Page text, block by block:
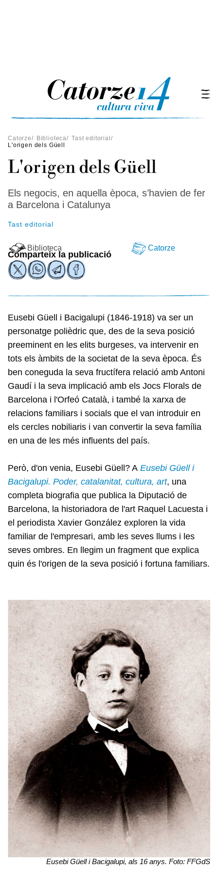
Catorze/ Biblioteca/ Tast editorial /
L'origen dels Güell
L'origen dels Güell
Els negocis, en aquella època, s’havien de fer
a Barcelona i Catalunya
Tast editorial
Biblioteca Catorze
Comparteix la publicació
Eusebi Güell i Bacigalupi (1846-1918) va ser un
personatge polièdric que, des de la seva posició
preeminent en les elits burgeses, va intervenir en
tots els àmbits de la societat de la seva època. És
ben coneguda la seva fructífera relació amb Antoni
Gaudí i la seva implicació amb els Jocs Florals de
Barcelona i l'Orfeó Català, i també la xarxa de
relacions familiars i socials que el van introduir en
els cercles nobiliaris i van convertir la seva família
en una de les més influents del país.
Però, d'on venia, Eusebi Güell? A Eusebi Güell i
Bacigalupi. Poder, catalanitat, cultura, art, una
completa biografia que publica la Diputació de
Barcelona, la historiadora de l'art Raquel Lacuesta i
el periodista Xavier González exploren la vida
familiar de l'empresari, amb les seves llums i les
seves ombres. En llegim un fragment que explica
quin és l'origen de la seva posició i fortuna familiars.
Eusebi Güell i Bacigalupi, als 16 anys. Foto: FFGdS